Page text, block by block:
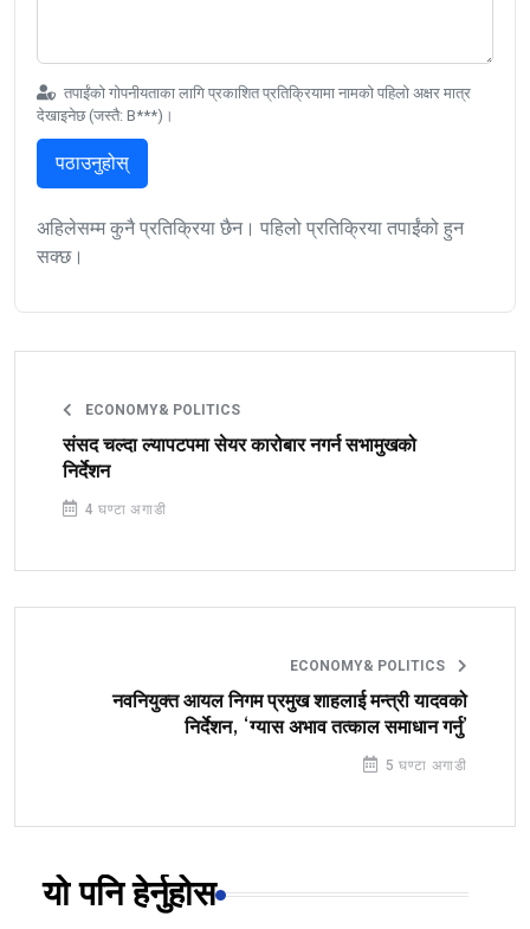
तपाईंको गोपनीयताका लागि प्रकाशित प्रतिक्रियामा नामको पहिलो अक्षर मात्र
देखाइनेछ (जस्तै: B***)।
पठाउनुहोस्
अहिलेसम्म कुनै प्रतिक्रिया छैन। पहिलो प्रतिक्रिया तपाईंको हुन
सक्छ।
ECONOMY& POLITICS
संसद चल्दा ल्यापटपमा सेयर कारोबार नगर्न सभामुखको
निर्देशन
4 घण्टा अगाडी
ECONOMY& POLITICS
नवनियुक्त आयल निगम प्रमुख शाहलाई मन्त्री यादवको
निर्देशन, ‘ग्यास अभाव तत्काल समाधान गर्नु’
5 घण्टा अगाडी
यो पनि हेर्नुहोस